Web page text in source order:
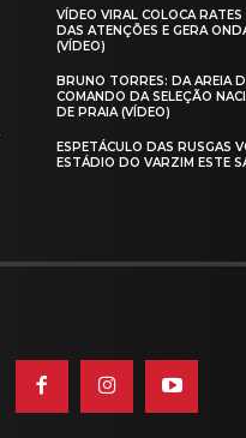
VÍDEO VIRAL COLOCA
DAS ATENÇÕES E GERA
(VÍDEO)
BRUNO TORRES: DA AREIA
COMANDO DA SELEÇÃO
DE PRAIA (VÍDEO)
ESPETÁCULO DAS RUSGAS
ESTÁDIO DO VARZIM ESTE